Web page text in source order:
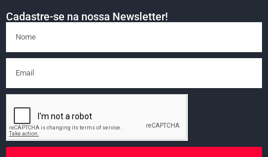
Cadastre-se na nossa Newsletter!